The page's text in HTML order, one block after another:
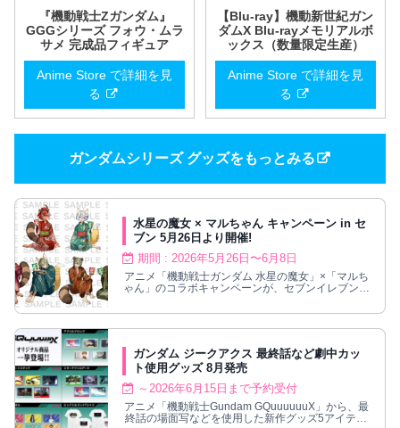
『機動戦士Zガンダム』
GGGシリーズ フォウ・ムラ
サメ 完成品フィギュア
Anime Store で詳細を見
る
【Blu-ray】機動新世紀ガン
ダムX Blu-rayメモリアルボ
ックス（数量限定生産）
Anime Store で詳細を見
る
ガンダムシリーズ グッズをもっとみる
水星の魔女 × マルちゃん キャンペーン in セ
ブン 5月26日より開催!
期間 : 2026年5月26日〜6月8日
アニメ「機動戦士ガンダム 水星の魔女」×「マルち
ゃん」のコラボキャンペーンが、セブンイレブン全
ガンダム ジークアクス 最終話など劇中カッ
ト使用グッズ 8月発売
～2026年6月15日まで予約受付
アニメ「機動戦士Gundam GQuuuuuuX」から、最
終話の場面写などを使用した新作グッズ5アイテム